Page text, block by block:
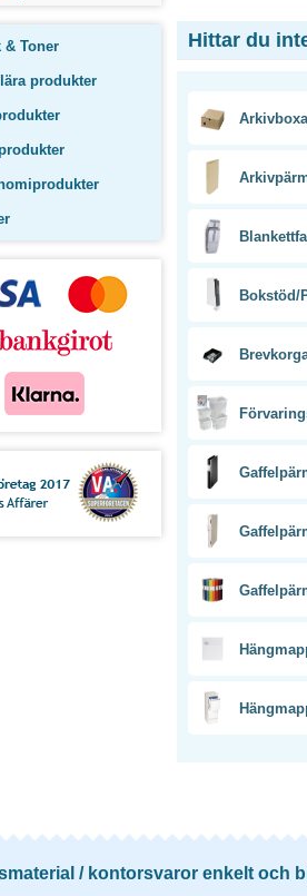
& Toner
produkter
Hittar du
Bokstöd/
/ kontorsvaror enkelt och